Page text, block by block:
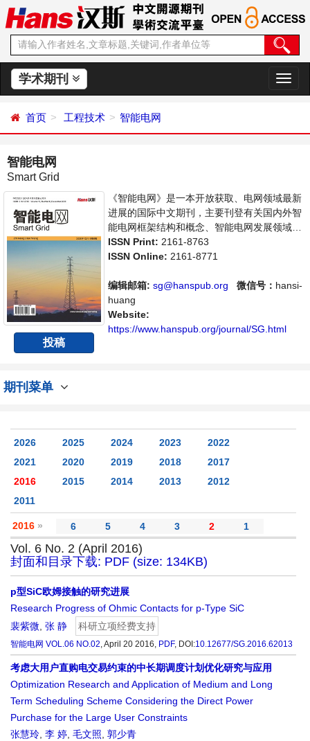
学术期刊
切
换
首页 工程技术 智能电网
智能电网
Smart Grid
投稿
《智能电网》是一本开放获取、电网领域最新
进展的国际中文期刊，主要刊登有关国内外智
能电网框架结构和概念、智能电网发展领域内
最新研究动态的相关论文。本刊支持思想创
新、学术创新，倡导科学，繁荣学术，集学术
家、学者、科研人员提供一个传播、分享和讨
论电网智能领域内不同方向问题与发展的交流
平台。
ISSN Print: 2161-8763
ISSN Online: 2161-8771
编辑邮箱: sg@hanspub.org 微信号： hansi-
huang
Website:
https://www.hanspub.org/journal/SG.html
期刊菜单
2026 2025 2024 2023
2022
2021
2020 2019 2018
2017
2016
2015 2014 2013
2012
2011
2016 » 6 5 4 3 2 1
Vol. 6 No. 2 (April 2016)
封面和目录下载: PDF (size: 134KB)
p型SiC欧姆接触的研究进展
Research Progress of Ohmic Contacts for p-Type SiC
裴紫微 张 静 科研立项经费支持
智能电网 VOL.06 NO.02, April 20 2016, PDF, DOI:10.12677/SG.2016.62013
考虑大用户直购电交易约束的中长期调度计划优化研究与应用
Optimization Research and Application of Medium and Long
Term Scheduling Scheme Considering the Direct Power
Purchase for the Large User Constraints
张慧玲 李 婷 毛文照 郭少青